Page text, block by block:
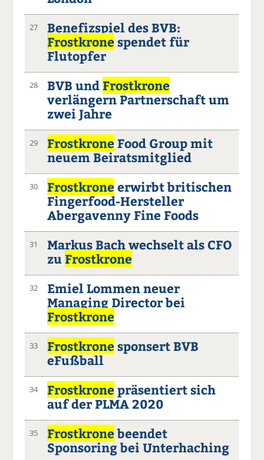
27
Benefizspiel des BVB:
Frostkronespendet für
Flutopfer
28 BVB und Frostkrone
verlängern Partnerschaft um
zwei Jahre
29 Frostkrone Food Group mit
neuem Beiratsmitglied
30 Frostkroneerwirbt britischen
Fingerfood-Hersteller
Abergavenny Fine Foods
31
Markus Bach wechselt als CFO
zu Frostkrone
32
Emiel Lommen neuer
Managing Director bei
Frostkrone
33 Frostkronesponsert BVB
eFußball
34 Frostkronepräsentiert sich
auf der PLMA 2020
35 Frostkronebeendet
Sponsoring bei Unterhaching